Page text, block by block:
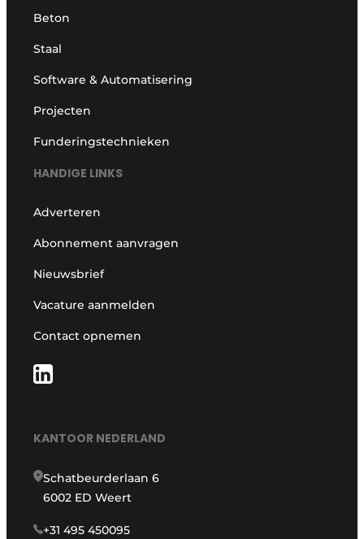
Beton
Staal
Software & Automatisering
Projecten
Funderingstechnieken
HANDIGE LINKS
Adverteren
Abonnement aanvragen
Nieuwsbrief
Vacature aanmelden
Contact opnemen
KANTOOR NEDERLAND
Schatbeurderlaan 6
6002 ED Weert
+31 495 450095